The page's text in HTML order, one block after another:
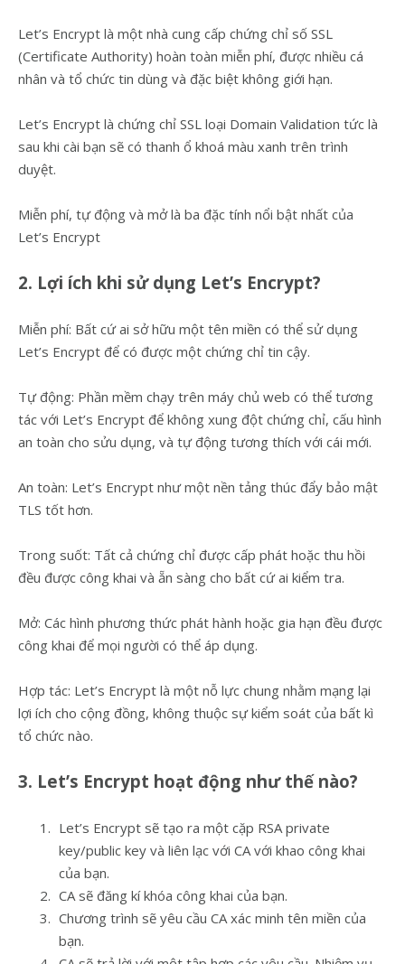
Let’s Encrypt là một nhà cung cấp chứng chỉ số SSL
(Certificate Authority) hoàn toàn miễn phí, được nhiều cá
nhân và tổ chức tin dùng và đặc biệt không giới hạn.
Let’s Encrypt là chứng chỉ SSL loại Domain Validation tức là
sau khi cài bạn sẽ có thanh ổ khoá màu xanh trên trình
duyệt.
Miễn phí, tự động và mở là ba đặc tính nổi bật nhất của
Let’s Encrypt
2. Lợi ích khi sử dụng Let’s Encrypt?
Miễn phí: Bất cứ ai sở hữu một tên miền có thể sử dụng
Let’s Encrypt để có được một chứng chỉ tin cậy.
Tự động: Phần mềm chạy trên máy chủ web có thể tương
tác với Let’s Encrypt để không xung đột chứng chỉ, cấu hình
an toàn cho sửu dụng, và tự động tương thích với cái mới.
An toàn: Let’s Encrypt như một nền tảng thúc đẩy bảo mật
TLS tốt hơn.
Trong suốt: Tất cả chứng chỉ được cấp phát hoặc thu hồi
đều được công khai và ẵn sàng cho bất cứ ai kiểm tra.
Mở: Các hình phương thức phát hành hoặc gia hạn đều được
công khai để mọi người có thể áp dụng.
Hợp tác: Let’s Encrypt là một nỗ lực chung nhằm mạng lại
lợi ích cho cộng đồng, không thuộc sự kiểm soát của bất kì
tổ chức nào.
3. Let’s Encrypt hoạt động như thế nào?
Let’s Encrypt sẽ tạo ra một cặp RSA private
key/public key và liên lạc với CA với khao công khai
của bạn.
CA sẽ đăng kí khóa công khai của bạn.
Chương trình sẽ yêu cầu CA xác minh tên miền của
bạn.